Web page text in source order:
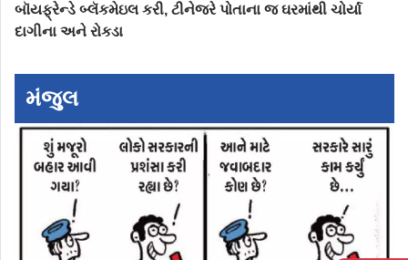
બૉયફ્રેન્ડે બ્લૅકમેઇલ કરી, ટીનેજરે પોતાના જ ઘરમાંથી ચોર્યા
દાગીના અને રોકડા
મંજુલ